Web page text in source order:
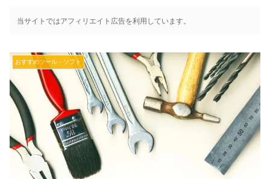
当サイトではアフィリエイト広告を利用しています。
おすすめツール・ソフト